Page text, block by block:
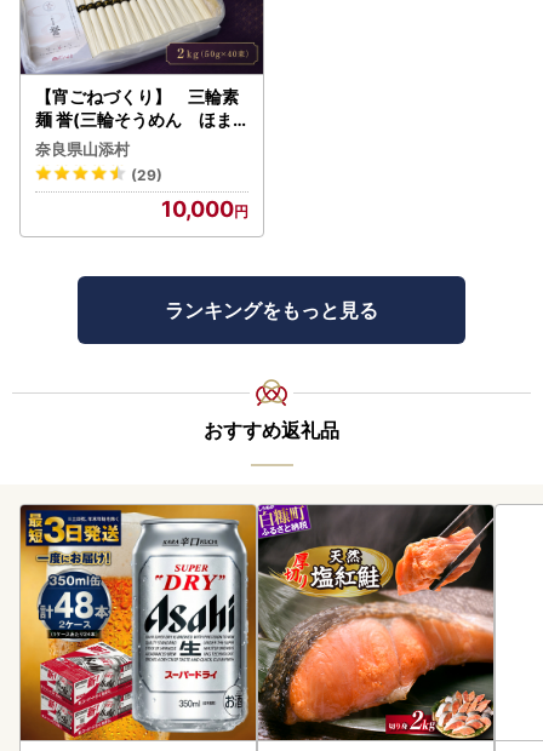
【宵ごねづくり】 三輪素
麺 誉(三輪そうめん ほま
れ) 2kg(50g×40束)
奈良県山添村
(29)
10,000
ランキングをもっと見る
おすすめ返礼品